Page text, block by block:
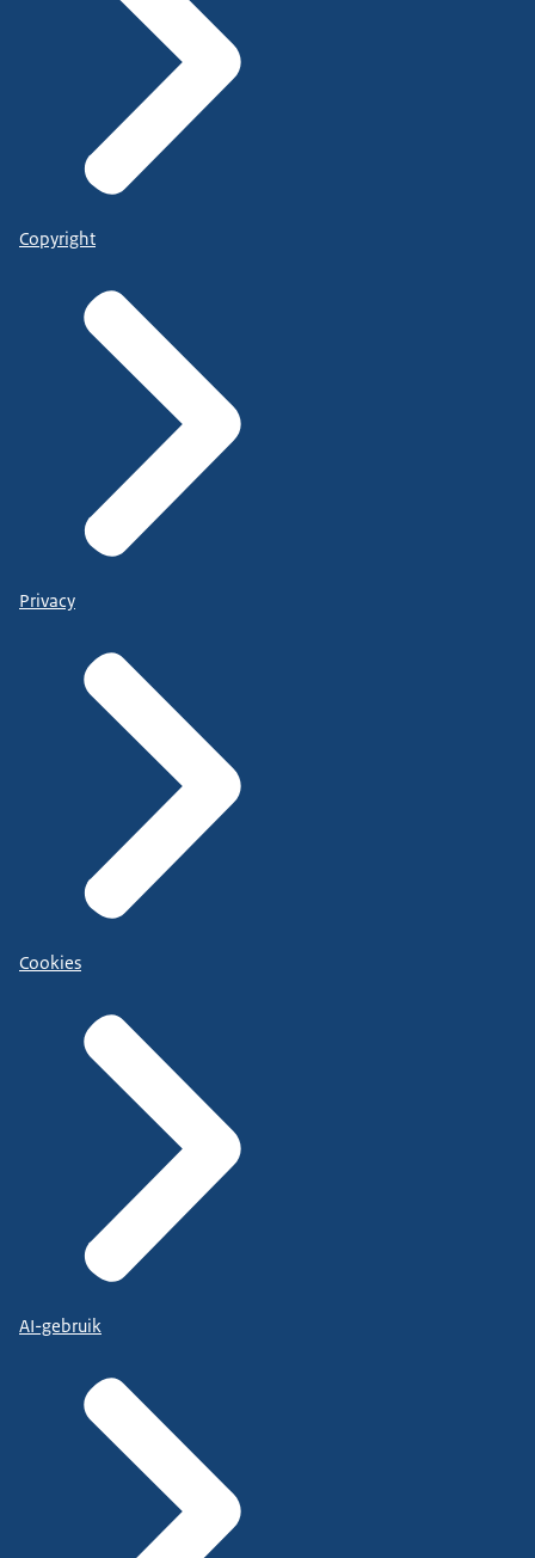
Copyright
Privacy
Cookies
AI-gebruik